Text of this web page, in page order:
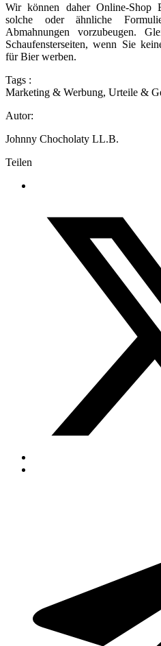
Wir können daher Online-Shop
solche oder ähnliche
Abmahnungen vorzubeugen.
Schaufensterseiten, wenn Sie
für Bier werben.
Tags :
Marketing & Werbung, Urteile &
Autor:
Johnny Chocholaty LL.B.
Teilen